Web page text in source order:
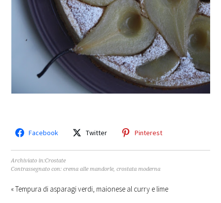
Facebook Twitter Pinterest
Archiviato in:Crostate
Contrassegnato con:crema alle mandorle,crostata moderna
« Tempura di asparagi verdi, maionese al curry e lime